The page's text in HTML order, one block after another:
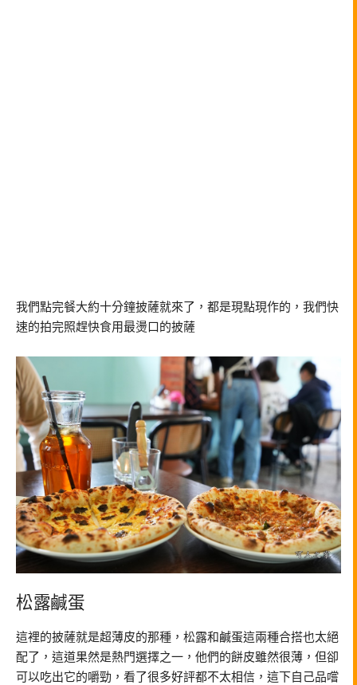
我們點完餐大約十分鐘披薩就來了，都是現點現作的，我們快
速的拍完照趕快食用最燙口的披薩
松露鹹蛋
這裡的披薩就是超薄皮的那種，松露和鹹蛋這兩種合搭也太絕
配了，這道果然是熱門選擇之一，他們的餅皮雖然很薄，但卻
可以吃出它的嚼勁，看了很多好評都不太相信，這下自己品嚐